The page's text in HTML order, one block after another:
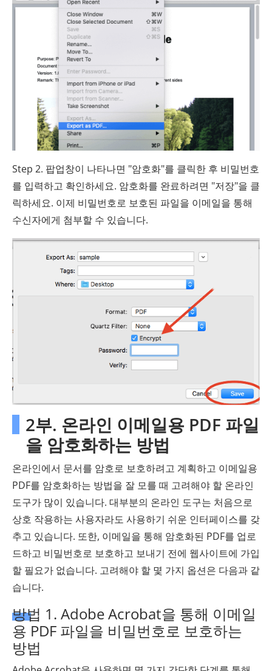
Step 2. 팝업창이 나타나면 "암호화"를 클릭한 후 비밀번호
를 입력하고 확인하세요. 암호화를 완료하려면 "저장"을 클
릭하세요. 이제 비밀번호로 보호된 파일을 이메일을 통해
수신자에게 첨부할 수 있습니다.
2부. 온라인 이메일용 PDF 파일
을 암호화하는 방법
온라인에서 문서를 암호로 보호하려고 계획하고 이메일용
PDF를 암호화하는 방법을 잘 모를 때 고려해야 할 온라인
도구가 많이 있습니다. 대부분의 온라인 도구는 처음으로
상호 작용하는 사용자라도 사용하기 쉬운 인터페이스를 갖
추고 있습니다. 또한, 이메일을 통해 암호화된 PDF를 업로
드하고 비밀번호로 보호하고 보내기 전에 웹사이트에 가입
할 필요가 없습니다. 고려해야 할 몇 가지 옵션은 다음과 같
습니다.
방법 1. Adobe Acrobat을 통해 이메일
용 PDF 파일을 비밀번호로 보호하는
방법